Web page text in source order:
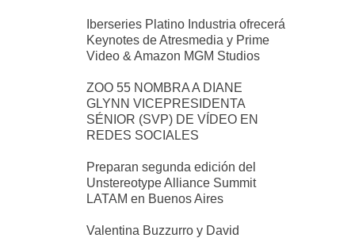
Iberseries Platino Industria ofrecerá
Keynotes de Atresmedia y Prime
Video & Amazon MGM Studios
ZOO 55 NOMBRA A DIANE
GLYNN VICEPRESIDENTA
SÉNIOR (SVP) DE VÍDEO EN
REDES SOCIALES
Preparan segunda edición del
Unstereotype Alliance Summit
LATAM en Buenos Aires
Valentina Buzzurro y David